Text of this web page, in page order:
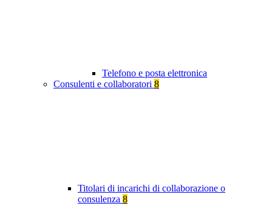
Telefono e posta elettronica
Consulenti e collaboratori 8
Titolari di incarichi di collaborazione o
consulenza 8